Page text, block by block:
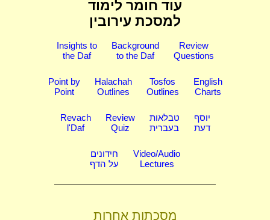
עוד חומר לימוד
למסכת עירובין
Insights to
the Daf
Background
to the Daf
Review
Questions
Point by
Point
Halachah
Outlines
Tosfos
Outlines
English
Charts
Revach
l'Daf
Review
Quiz
טבלאות
בעברית
יוסף
דעת
חידונים
על הדף
Video/Audio
Lectures
מסכתות אחרות